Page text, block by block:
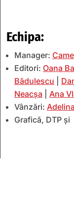
Echipa:
Manager:
Editori: Oana
Bădulescu
Neacșa
Ana
Vânzări:
Grafică, DTP